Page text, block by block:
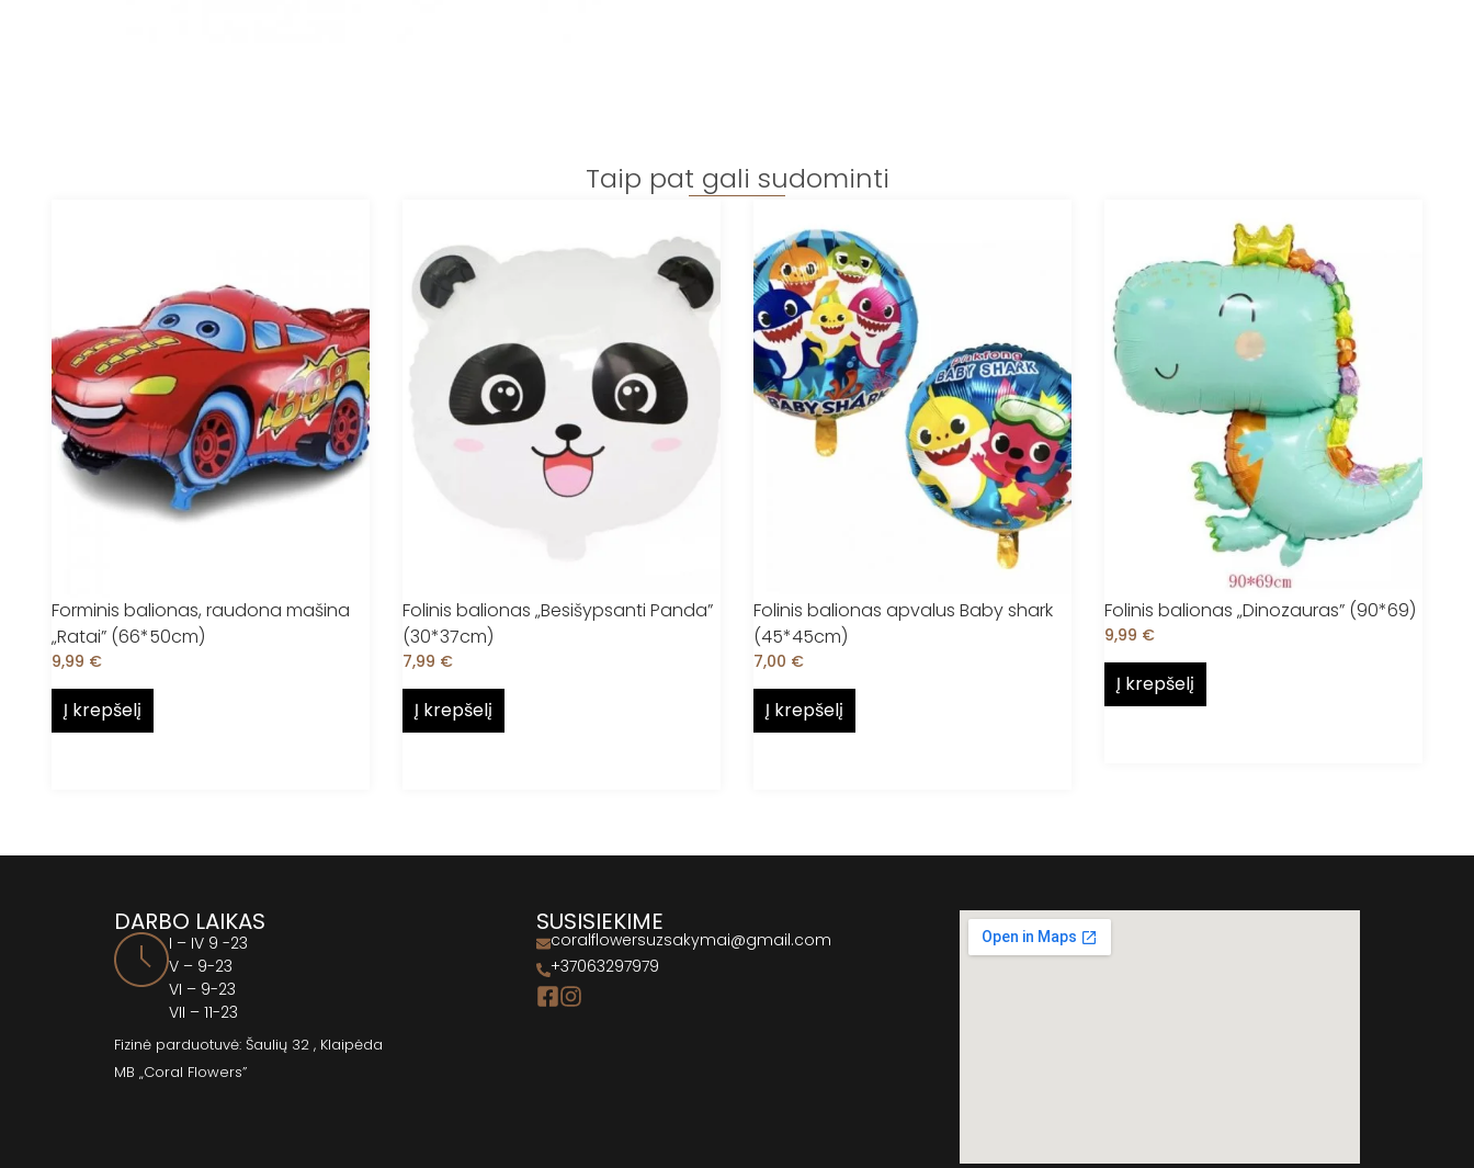
Taip pat gali sudominti
Forminis balionas, raudona mašina
„Ratai” (66*50cm)
9,99 €
Į krepšelį
Folinis balionas „Besišypsanti Panda”
(30*37cm)
7,99 €
Į krepšelį
Folinis balionas apvalus Baby shark
(45*45cm)
7,00 €
Į krepšelį
Folinis balionas „Dinozauras” (90*69)
9,99 €
Į krepšelį
DARBO LAIKAS
I – IV 9 -23
V – 9-23
VI – 9-23
VII – 11-23
Fizinė parduotuvė: Šaulių 32 , Klaipėda
MB „Coral Flowers”
SUSISIEKIME
coralflowersuzsakymai@gmail.com
+37063297979